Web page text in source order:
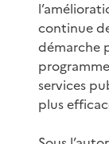
continue
démarche
services
plus